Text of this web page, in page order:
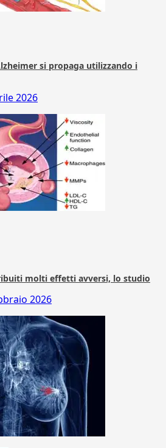
si propaga utilizzando i
2026
molti effetti avversi, lo studio
2026